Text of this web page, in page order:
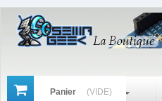
Panier (VIDE)Fr